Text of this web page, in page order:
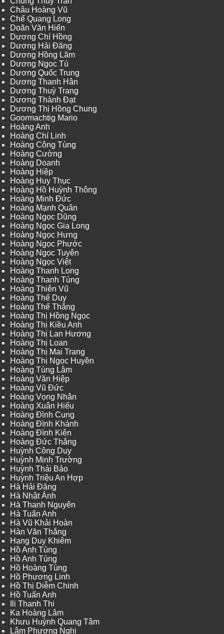
Châu Hoàng Vũ
Chế Quang Long
Doãn Văn Hiến
Dương Chí Hồng
Dương Hải Đăng
Dương Hồng Lãm
Dương Ngọc Tú
Dương Quốc Trung
Dương Thanh Hân
Dương Thuỳ Trang
Dương Thành Đạt
Dương Thị Hồng Chung
Goormachtig Mario
Hoàng Anh
Hoàng Chí Linh
Hoàng Công Tùng
Hoàng Cường
Hoàng Doanh
Hoàng Hiệp
Hoàng Huy Thục
Hoàng Hồ Huỳnh Thông
Hoàng Minh Đức
Hoàng Mạnh Quân
Hoàng Ngọc Dũng
Hoàng Ngọc Gia Long
Hoàng Ngọc Hưng
Hoàng Ngọc Phước
Hoàng Ngọc Tuyên
Hoàng Ngọc Việt
Hoàng Thanh Long
Hoàng Thanh Tùng
Hoàng Thiên Vũ
Hoàng Thế Duy
Hoàng Thế Thắng
Hoàng Thị Hồng Ngọc
Hoàng Thị Kiều Anh
Hoàng Thị Lan Hương
Hoàng Thị Loan
Hoàng Thị Mai Trang
Hoàng Thị Ngọc Huyền
Hoàng Tùng Lâm
Hoàng Văn Hiệp
Hoàng Vũ Đức
Hoàng Vọng Nhân
Hoàng Xuân Hiếu
Hoàng Đình Cung
Hoàng Đình Khánh
Hoàng Đình Kiên
Hoàng Đức Thắng
Huỳnh Công Duy
Huỳnh Minh Trường
Huỳnh Thái Bảo
Huỳnh Triệu An Hợp
Hà Hải Đăng
Hà Nhật Ánh
Hà Thanh Nguyên
Hà Tuấn Anh
Hà Vũ Khải Hoàn
Hàn Văn Thắng
Hạng Duy Khiêm
Hồ Anh Tùng
Hồ Anh Tùng
Hồ Hoàng Tùng
Hồ Phương Linh
Hồ Thị Diễm Chinh
Hồ Tuấn Anh
Ili Thanh Thi
Ka Hoàng Lâm
Khưu Huỳnh Quang Tâm
Lâm Phương Nghi